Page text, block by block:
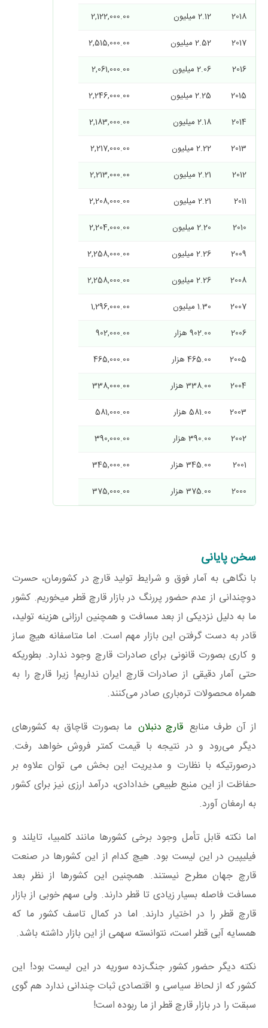
2018
2.12 میلیون
2,122,000.00
2017
2.52 میلیون
2,515,000.00
2016
2.06 میلیون
2,061,000.00
2015
2.25 میلیون
2,246,000.00
2014
2.18 میلیون
2,183,000.00
2013
2.22 میلیون
2,217,000.00
2012
2.21 میلیون
2,213,000.00
2011
2.21 میلیون
2,208,000.00
2010
2.20 میلیون
2,204,000.00
2009
2.26 میلیون
2,258,000.00
2008
2.26 میلیون
2,258,000.00
2007
1.30 میلیون
1,296,000.00
2006
902.00 هزار
902,000.00
2005
465.00 هزار
465,000.00
2004
338.00 هزار
338,000.00
2003
581.00 هزار
581,000.00
2002
390.00 هزار
390,000.00
2001
345.00 هزار
345,000.00
2000
375.00 هزار 375,000.00
سخن پایانی
با نگاهی به آمار فوق و شرایط تولید قارچ در کشورمان، حسرت
دوچندانی از عدم حضور پررنگ در بازار قارچ قطر میخوریم. کشور
ما به دلیل نزدیکی از بعد مسافت و همچنین ارزانی هزینه تولید،
قادر به دست گرفتن این بازار مهم است. اما متاسفانه هیچ ساز
و کاری بصورت قانونی برای صادرات قارچ وجود ندارد. بطوریکه
حتی آمار دقیقی از صادرات قارچ ایران نداریم! زیرا قارچ را به
همراه محصولات تره‌باری صادر می‌کنند.
از آن طرف منابع قارچ دنبلان ما بصورت قاچاق به کشورهای
دیگر می‌رود و در نتیجه با قیمت کمتر فروش خواهد رفت.
درصورتیکه با نظارت و مدیریت این بخش می توان علاوه بر
حفاظت از این منبع طبیعی خدادادی، درآمد ارزی نیز برای کشور
به ارمغان آورد.
اما نکته قابل تأمل وجود برخی کشورها مانند کلمبیا، تایلند و
فیلیپین در این لیست بود. هیچ کدام از این کشورها در صنعت
قارچ جهان مطرح نیستند. همچنین این کشورها از نظر بعد
مسافت فاصله بسیار زیادی تا قطر دارند. ولی سهم خوبی از بازار
قارچ قطر را در اختیار دارند. اما در کمال تاسف کشور ما که
همسایه آبی قطر است، نتوانسته سهمی از این بازار داشته باشد.
نکته دیگر حضور کشور جنگ‌زده سوریه در این لیست بود! این
کشور که از لحاظ سیاسی و اقتصادی ثبات چندانی ندارد هم گوی
سبقت را در بازار قارچ قطر از ما ربوده است!